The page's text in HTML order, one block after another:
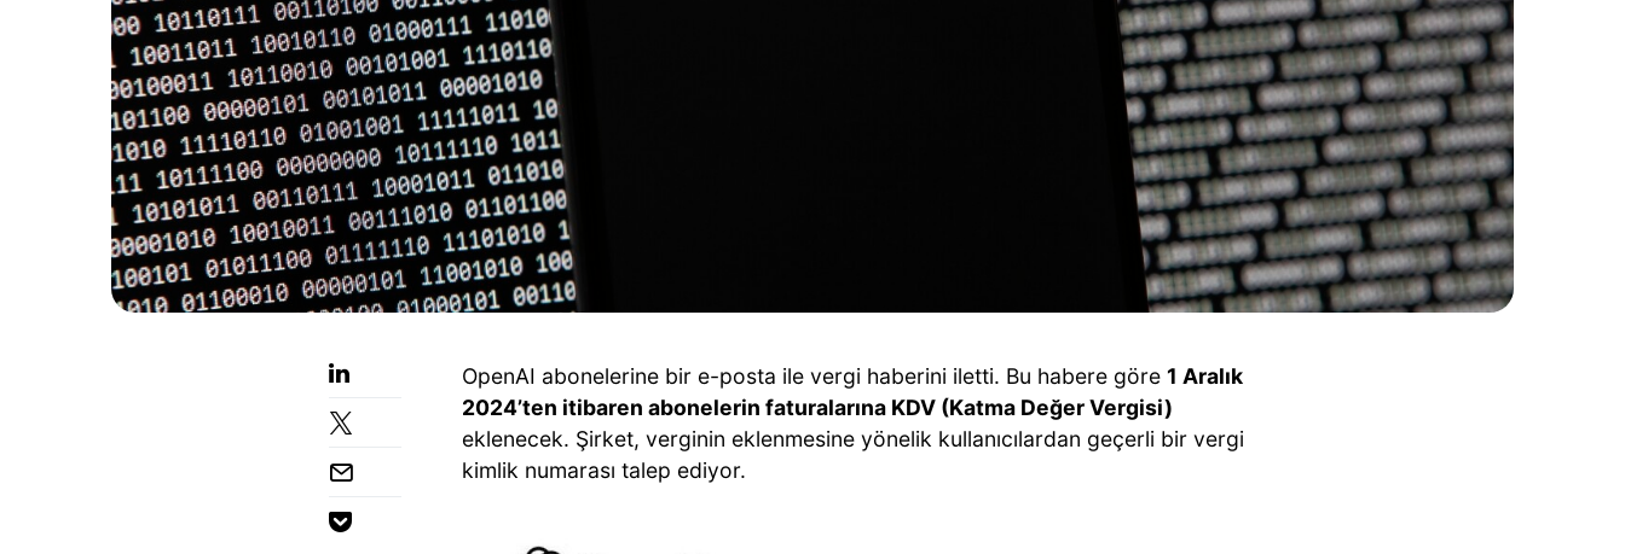
OpenAI abonelerine bir e-posta ile vergi haberini iletti. Bu habere göre 1 Aralık
2024’ten itibaren abonelerin faturalarına KDV (Katma Değer Vergisi)
eklenecek. Şirket, verginin eklenmesine yönelik kullanıcılardan geçerli bir vergi
kimlik numarası talep ediyor.